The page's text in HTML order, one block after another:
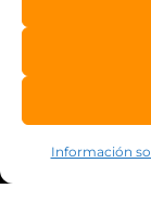
Información